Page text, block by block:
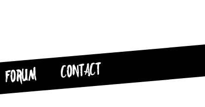
FORUM CONTACT